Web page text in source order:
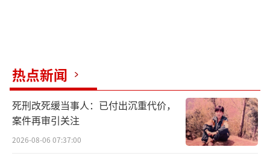
热点新闻
死刑改死缓当事人：已付出沉重代价，
案件再审引关注
2026-08-06 07:37:00